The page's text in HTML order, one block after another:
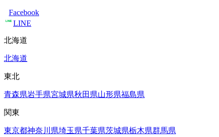
Facebook
LINE
北海道
北海道
東北
青森県岩手県宮城県秋田県山形県福島県
関東
東京都神奈川県埼玉県千葉県茨城県栃木県群馬県